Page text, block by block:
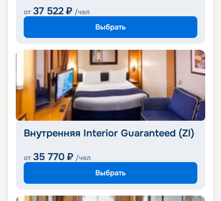
от 37 522 ₽ /чел
Выбрать
Внутренняя Interior Guaranteed (ZI)
от 35 770 ₽ /чел
Выбрать